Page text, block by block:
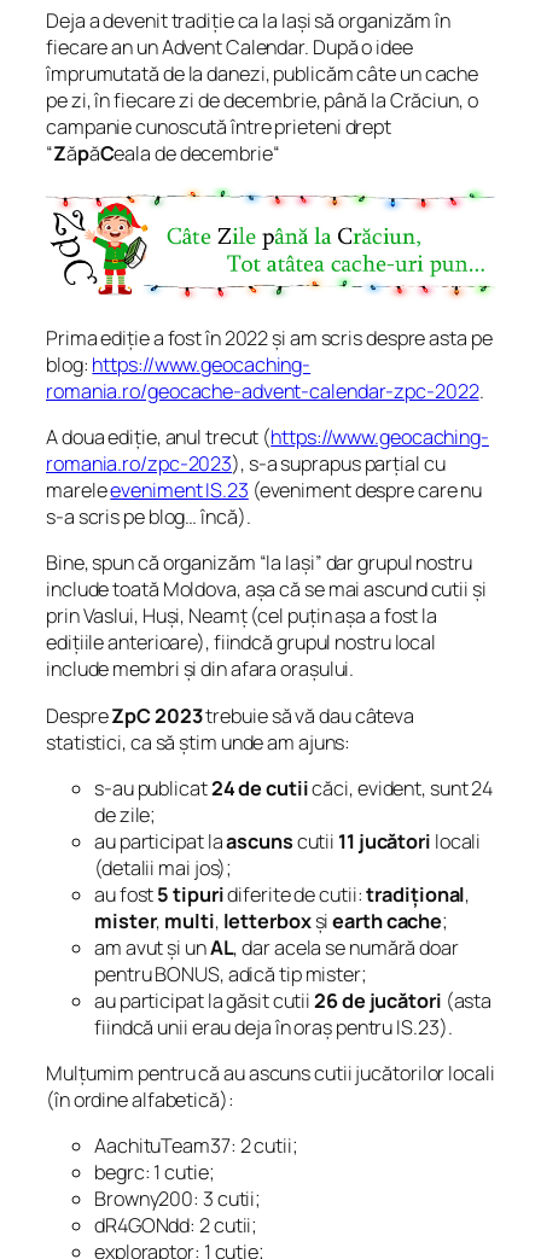
Deja a devenit tradiție ca la Iași să organizăm în
fiecare an un Advent Calendar. După o idee
împrumutată de la danezi, publicăm câte un cache
pe zi, în fiecare zi de decembrie, până la Crăciun, o
campanie cunoscută între prieteni drept
“ZăpăCeala de decembrie“
Prima ediție a fost în 2022 și am scris despre asta pe
blog: https://www.geocaching-
romania.ro/geocache-advent-calendar-zpc-2022.
A doua ediție, anul trecut (https://www.geocaching-
romania.ro/zpc-2023), s-a suprapus parțial cu
mareleeveniment IS.23 (eveniment despre care nu
s-a scris pe blog… încă).
Bine, spun că organizăm “la Iași” dar grupul nostru
include toată Moldova, așa că se mai ascund cutii și
prin Vaslui, Huși, Neamț (cel puțin așa a fost la
edițiile anterioare), fiindcă grupul nostru local
include membri și din afara orașului.
DespreZpC 2023trebuie să vă dau câteva
statistici, ca să știm unde am ajuns:
s-au publicat24 de cutiicăci, evident, sunt 24
de zile;
au participat laascunscutii 11 jucători locali
(detalii mai jos);
au fost5 tipuridiferite de cutii:tradițional,
mister, multi, letterboxșiearth cache;
am avut și unAL, dar acela se numără doar
pentru BONUS, adică tip mister;
au participat la găsit cutii26 de jucători (asta
fiindcă unii erau deja în oraș pentru IS.23).
Mulțumim pentru că au ascuns cutii jucătorilor locali
(în ordine alfabetică):
AachituTeam37: 2 cutii;
begrc: 1 cutie;
Browny200: 3 cutii;
dR4GONdd: 2 cutii;
exploraptor: 1 cutie;